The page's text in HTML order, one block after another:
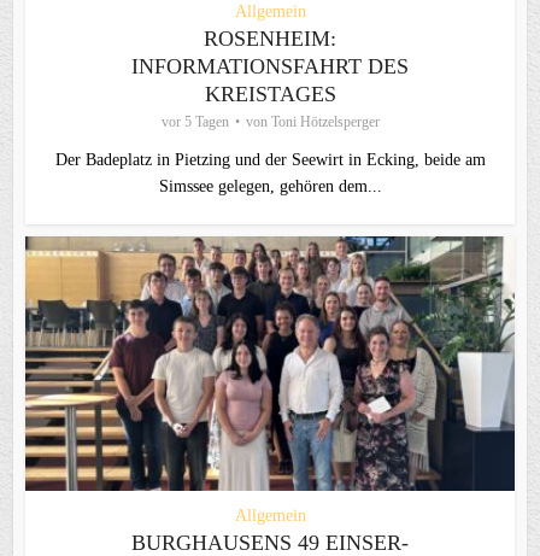
Allgemein
ROSENHEIM:
INFORMATIONSFAHRT DES
KREISTAGES
vor 5 Tagen von Toni Hötzelsperger
Der Badeplatz in Pietzing und der Seewirt in Ecking, beide am
Simssee gelegen, gehören dem...
Allgemein
BURGHAUSENS 49 EINSER-